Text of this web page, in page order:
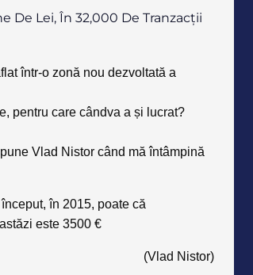
De Lei, În 32,000 De Tranzacții
într-o zonă nou dezvoltată a
pentru care cândva a și lucrat?
Vlad Nistor când mă întâmpină
în 2015, poate că
este 3500 €
(Vlad Nistor)